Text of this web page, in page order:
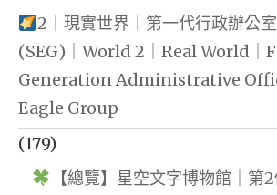
2｜現實世界｜第一代行政辦公
(SEG)｜World 2｜Real World｜
Generation Administrative
Eagle Group
(179)
【總覽】星空文字博物館｜第